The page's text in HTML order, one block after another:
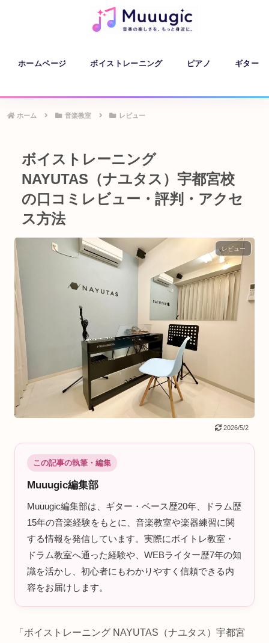
ホームページ ボイストレーニング ピアノ ギター
ホーム 音楽教室 レビュー
ボイストレーニング
NAYUTAS（ナユタス）宇都宮校
の口コミレビュー・評判・アクセ
ス方法
レビュー
2026/5/2
この記事の執筆・編集
Muuugic編集部
Muuugic編集部は、ギター・ベース歴20年、ドラム歴
15年の音楽経験をもとに、音楽教室や楽器練習に関
する情報を発信しています。実際にボイトレ教室・
ドラム教室へ通った経験や、WEBライター歴7年の知
識を活かし、初心者にもわかりやすく信頼できる内
容をお届けします。
「ボイストレーニング NAYUTAS（ナユタス）宇都宮